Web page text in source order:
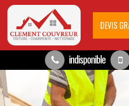
DEVIS
indisponible